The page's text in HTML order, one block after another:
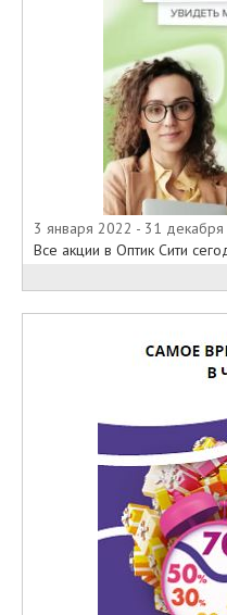
3 января 2022 - 31
Все акции в Оптик Сити